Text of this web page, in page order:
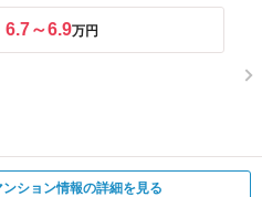
6.7～6.9万円
ンション情報の詳細を見る